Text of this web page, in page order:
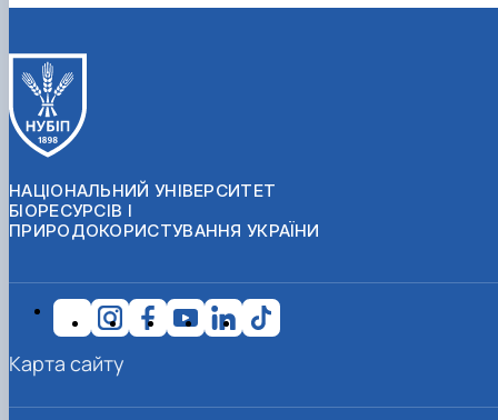
НАЦІОНАЛЬНИЙ УНІВЕРСИТЕТ
БІОРЕСУРСІВ І
ПРИРОДОКОРИСТУВАННЯ УКРАЇНИ
Карта сайту